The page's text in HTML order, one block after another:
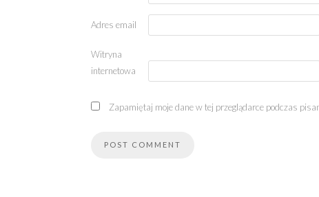
Adres email
Witryna
internetowa
Zapamiętaj moje dane w tej przeglądarce podczas